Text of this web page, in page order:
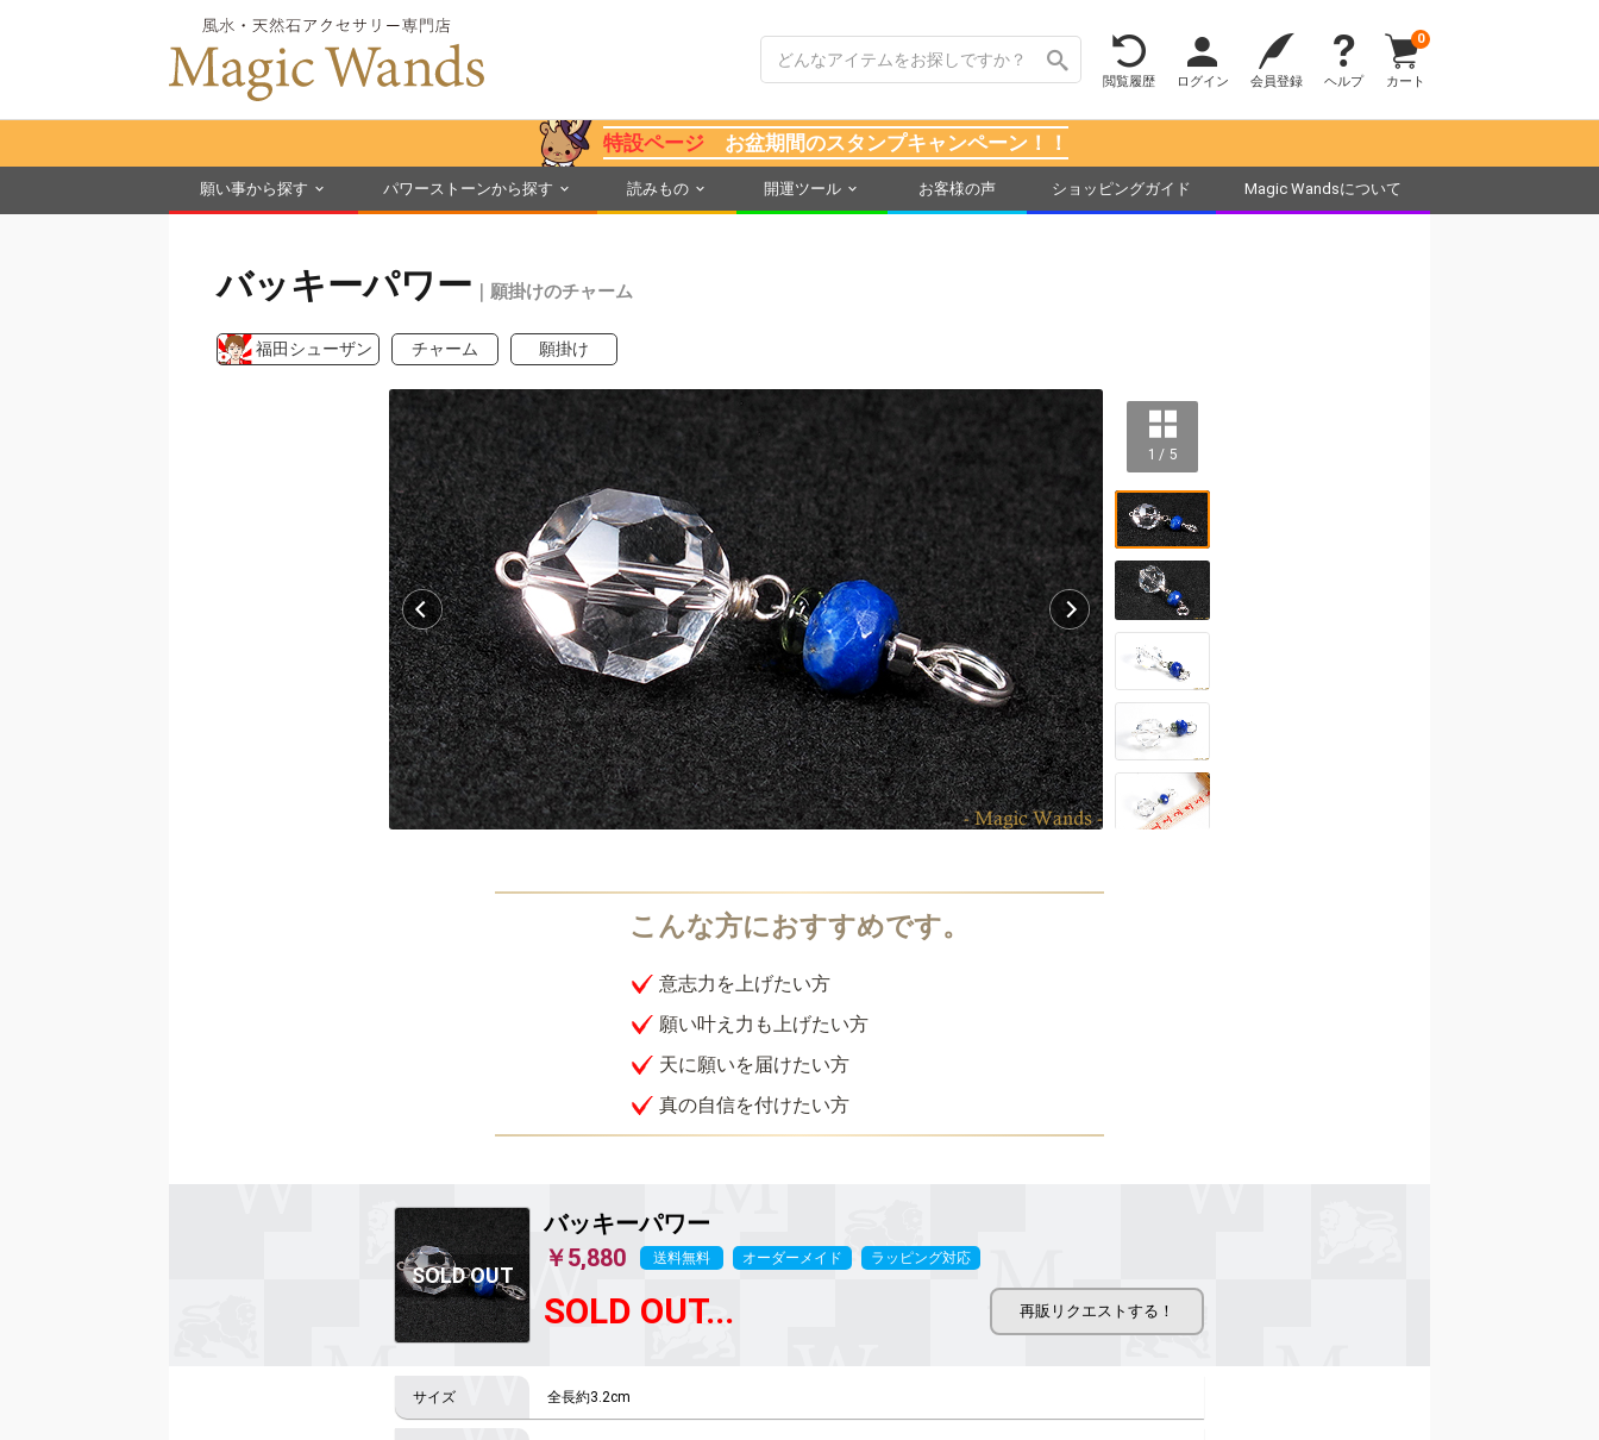
閲覧履歴 ログイン 会員登録 ヘルプ カート
0
特設ページ お盆期間のスタンプキャンペーン！！
願い事から探す パワーストーンから探す 読みもの 開運ツール お客様の声 ショッピングガイド Magic Wandsについて
バッキーパワー ｜願掛けのチャーム
福田シューザン チャーム 願掛け
1 / 5
意志力を上げたい方
願い叶え力も上げたい方
天に願いを届けたい方
真の自信を付けたい方
バッキーパワー
￥5,880
送料無料 オーダーメイド ラッピング対応
SOLD OUT...
全長約3.2cm